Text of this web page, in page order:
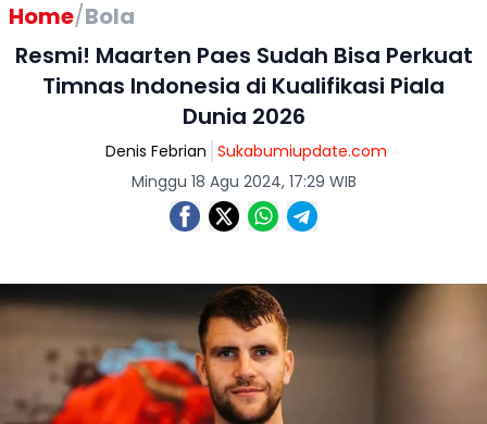
Home/Bola
Resmi! Maarten Paes Sudah Bisa Perkuat
Timnas Indonesia di Kualifikasi Piala
Dunia 2026
Denis Febrian Sukabumiupdate.com
Minggu 18 Agu 2024, 17:29 WIB